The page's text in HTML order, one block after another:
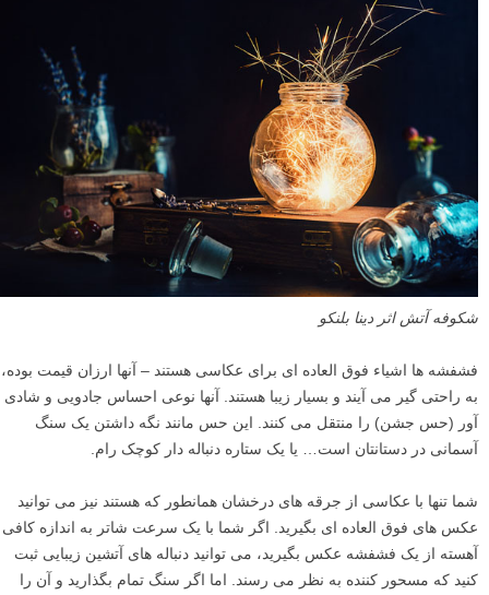
شکوفه آتش اثر دینا بلنکو
فشفشه ها اشیاء فوق العاده ای برای عکاسی هستند – آنها ارزان قیمت بوده،
به راحتی گیر می آیند و بسیار زیبا هستند. آنها نوعی احساس جادویی و شادی
آور (حس جشن) را منتقل می کنند. این حس مانند نگه داشتن یک سنگ
آسمانی در دستانتان است… یا یک ستاره دنباله دار کوچک رام.
شما تنها با عکاسی از جرقه های درخشان همانطور که هستند نیز می توانید
عکس های فوق العاده ای بگیرید. اگر شما با یک سرعت شاتر به اندازه کافی
آهسته از یک فشفشه عکس بگیرید، می توانید دنباله های آتشین زیبایی ثبت
کنید که مسحور کننده به نظر می رسند. اما اگر سنگ تمام بگذارید و آن را